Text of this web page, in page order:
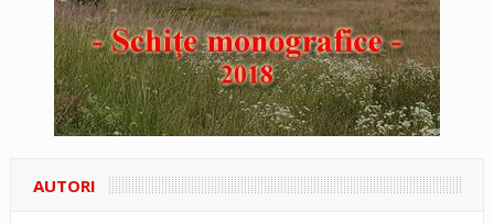
AUTORI